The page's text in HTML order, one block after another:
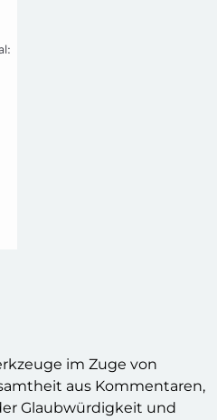
im Zuge von
aus Kommentaren,
Glaubwürdigkeit und